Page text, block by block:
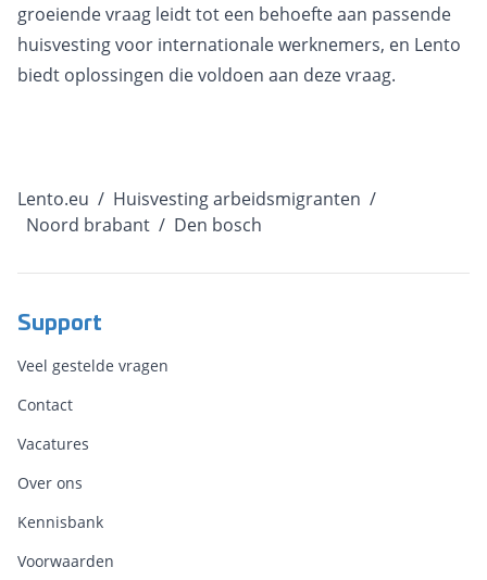
groeiende vraag leidt tot een behoefte aan passende
huisvesting voor internationale werknemers, en Lento
biedt oplossingen die voldoen aan deze vraag.
Lento.eu / Huisvesting arbeidsmigranten /
Noord brabant / Den bosch
Support
Veel gestelde vragen
Contact
Vacatures
Over ons
Kennisbank
Voorwaarden